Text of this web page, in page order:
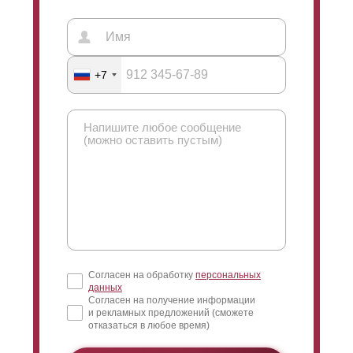
+7
Согласен на обработку персональных
данных
Согласен на получение информации
и рекламных предложений (сможете
отказаться в любое время)